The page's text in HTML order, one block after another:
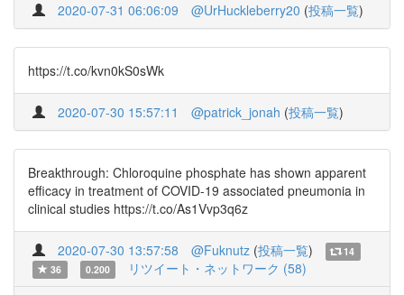
2020-07-31 06:06:09 @UrHuckleberry20 (投稿一覧)
https://t.co/kvn0kS0sWk
2020-07-30 15:57:11 @patrick_jonah (投稿一覧)
Breakthrough: Chloroquine phosphate has shown apparent
efficacy in treatment of COVID-19 associated pneumonia in
clinical studies https://t.co/As1Vvp3q6z
2020-07-30 13:57:58 @Fuknutz (投稿一覧)
14
36
0.200 リツイート・ネットワーク (58)